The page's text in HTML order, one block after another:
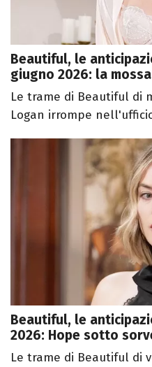
Beautiful, le
giugno 2026: la
Le trame di Beautiful di
Logan irrompe
Beautiful, le
2026: Hope sotto
Le trame di Beautiful di